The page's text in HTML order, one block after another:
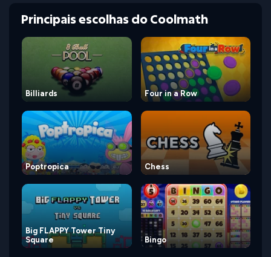
Principais escolhas do Coolmath
Billiards Four in a Row
Poptropica Chess
Big FLAPPY Tower Tiny
Square
Bingo